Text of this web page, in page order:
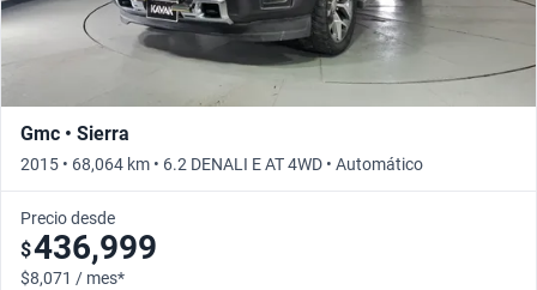
Gmc • Sierra
2015 • 68,064 km • 6.2 DENALI E AT 4WD • Automático
Precio desde
$436,999
$8,071 / mes*